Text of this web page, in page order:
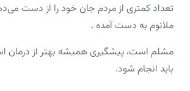
تعداد کمتری از مردم جان خود را از دست
ملانوم به دست آمده .
مشلم است، پیشگیری همیشه بهتر از درمان
باید انجام شود.